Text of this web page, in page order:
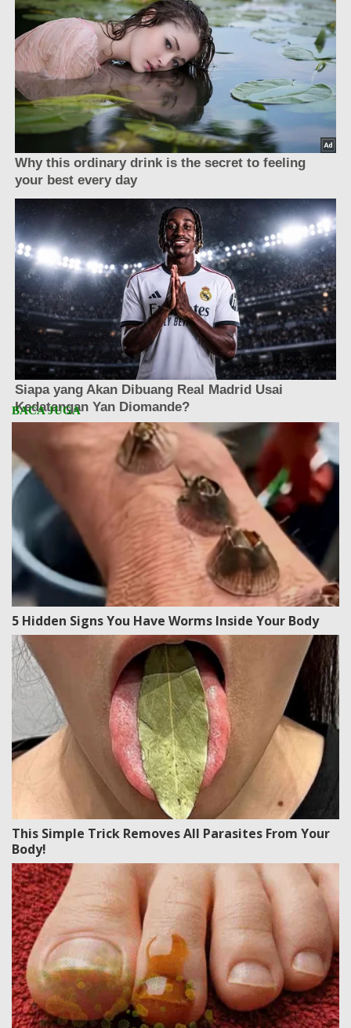
5 Hidden Signs You Have Worms Inside Your Body
This Simple Trick Removes All Parasites From Your
Body!